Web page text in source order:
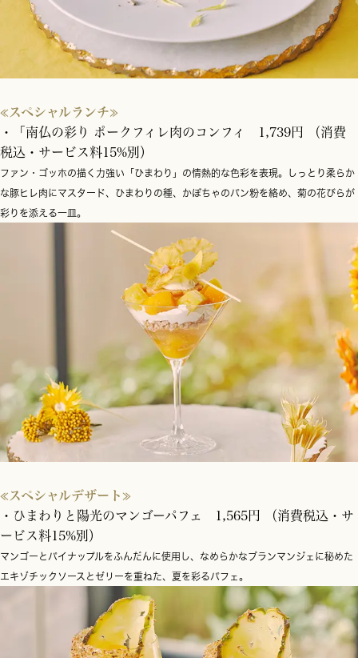
≪スペシャルランチ≫
・「南仏の彩り ポークフィレ肉のコンフィ 1,739円 （消費
税込・サービス料15%別）
ファン・ゴッホの描く力強い「ひまわり」の情熱的な色彩を表現。しっとり柔らか
な豚ヒレ肉にマスタード、ひまわりの種、かぼちゃのパン粉を絡め、菊の花びらが
彩りを添える一皿。
≪スペシャルデザート≫
・ひまわりと陽光のマンゴーパフェ 1,565円 （消費税込・サ
ービス料15%別）
マンゴーとパイナップルをふんだんに使用し、なめらかなブランマンジェに秘めた
エキゾチックソースとゼリーを重ねた、夏を彩るパフェ。